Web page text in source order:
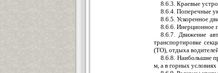
8.6.3. Краевые
8.6.4. Поперечные
8.6.5. Ускоренное
8.6.6. Инерционное
8.6.7. Движение
транспортировке
(ТО), отдыха
8.6.8. Наибольшие
м, а в горных